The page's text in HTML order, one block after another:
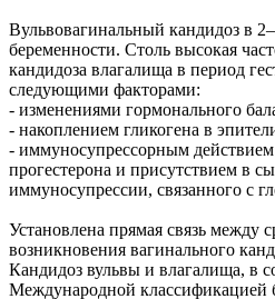
Вульвовагинальный кандидоз в
беременности. Столь высокая
кандидоза влагалища в период
следующими факторами:
- изменениями гормонального
- накоплением гликогена в
- иммуносупрессорным
прогестерона и присутствием в
иммуносупрессии, связанного с
Установлена прямая связь между
возникновения вагинального
Кандидоз вульвы и влагалища, в
Международной классификацией